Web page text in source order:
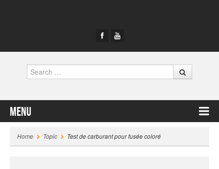
Search
Menu
Home
Topic Test de carburant pour fusée coloré